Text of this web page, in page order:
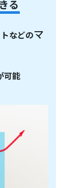
る
などのマ
可能